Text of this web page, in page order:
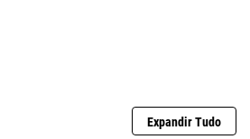
Expandir Tudo